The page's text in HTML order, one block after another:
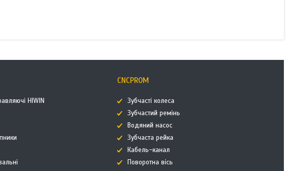
HIWIN
CNCPROM
Зубчасті колеса
Зубчастий ремінь
Водяний насос
Зубчаста рейка
Кабель-канал
Поворотна вісь